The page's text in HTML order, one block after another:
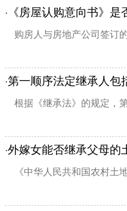
· 《房屋认购意向书》是
购房人与房地产公司签订
·第一顺序法定继承人包
根据《继承法》的规定，
·外嫁女能否继承父母的
《中华人民共和国农村土